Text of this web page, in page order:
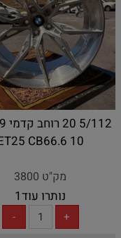
10 ET25 CB66.6
מק"ט 3800
נותרו עוד1